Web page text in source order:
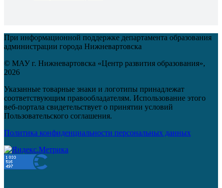
При информационной поддержке департамента образования
администрации города Нижневартовска
© МАУ г. Нижневартовска «Центр развития образования»,
2026
Указанные товарные знаки и логотипы принадлежат
соответствующим правообладателям. Использование этого
веб-портала свидетельствует о принятии условий
Пользовательского соглашения.
Политика конфиденциальности персональных данных